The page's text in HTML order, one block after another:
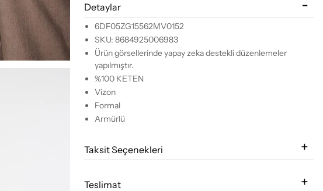
Detaylar
6DF05ZG15562MV0152
SKU: 8684925006983
Ürün görsellerinde yapay zeka destekli düzenlemeler
yapılmıştır.
%100 KETEN
Vizon
Formal
Armürlü
Taksit Seçenekleri
Teslimat